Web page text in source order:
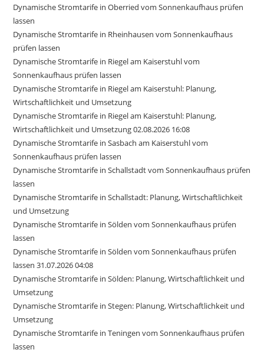
Dynamische Stromtarife in Oberried vom Sonnenkaufhaus prüfen
lassen
Dynamische Stromtarife in Rheinhausen vom Sonnenkaufhaus
prüfen lassen
Dynamische Stromtarife in Riegel am Kaiserstuhl vom
Sonnenkaufhaus prüfen lassen
Dynamische Stromtarife in Riegel am Kaiserstuhl: Planung,
Wirtschaftlichkeit und Umsetzung
Dynamische Stromtarife in Riegel am Kaiserstuhl: Planung,
Wirtschaftlichkeit und Umsetzung 02.08.2026 16:08
Dynamische Stromtarife in Sasbach am Kaiserstuhl vom
Sonnenkaufhaus prüfen lassen
Dynamische Stromtarife in Schallstadt vom Sonnenkaufhaus prüfen
lassen
Dynamische Stromtarife in Schallstadt: Planung, Wirtschaftlichkeit
und Umsetzung
Dynamische Stromtarife in Sölden vom Sonnenkaufhaus prüfen
lassen
Dynamische Stromtarife in Sölden vom Sonnenkaufhaus prüfen
lassen 31.07.2026 04:08
Dynamische Stromtarife in Sölden: Planung, Wirtschaftlichkeit und
Umsetzung
Dynamische Stromtarife in Stegen: Planung, Wirtschaftlichkeit und
Umsetzung
Dynamische Stromtarife in Teningen vom Sonnenkaufhaus prüfen
lassen